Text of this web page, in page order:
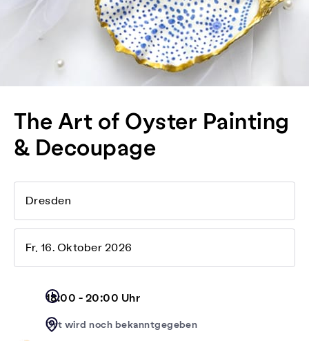
The Art of Oyster Painting
& Decoupage
Dresden
Fr, 16. Oktober 2026
18:00 - 20:00 Uhr
Ort wird noch bekanntgegeben